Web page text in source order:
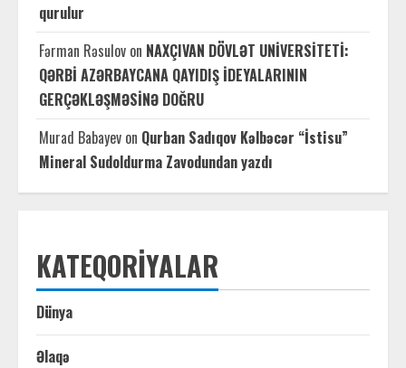
qurulur
Fərman Rəsulov on NAXÇIVAN DÖVLƏT UNİVERSİTETİ:
QƏRBİ AZƏRBAYCANA QAYIDIŞ İDEYALARININ
GERÇƏKLƏŞMƏSİNƏ DOĞRU
Murad Babayev on Qurban Sadıqov Kəlbəcər “İstisu”
Mineral Sudoldurma Zavodundan yazdı
KATEQORIYALAR
Dünya
Əlaqə